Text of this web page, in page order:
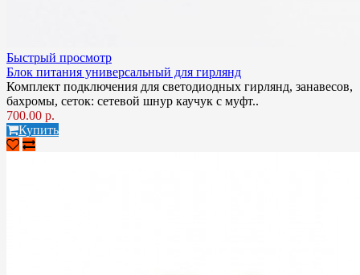
Быстрый просмотр
Блок питания универсальный для гирлянд
Комплект подключения для светодиодных гирлянд, занавесов,
бахромы, сеток: сетевой шнур каучук с муфт..
700.00 р.
Купить